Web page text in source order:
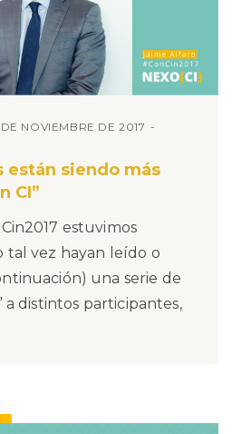
DE NOVIEMBRE DE 2017
están siendo más
CI”
estuvimos
tal vez hayan leído o
una serie de
a distintos participantes,